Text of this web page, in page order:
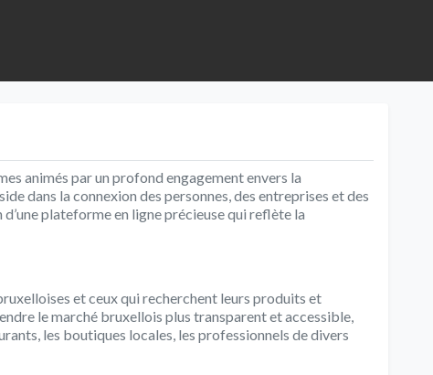
animés par un profond engagement envers la
dans la connexion des personnes, des entreprises et des
plateforme en ligne précieuse qui reflète la
et ceux qui recherchent leurs produits et
le marché bruxellois plus transparent et accessible,
les boutiques locales, les professionnels de divers